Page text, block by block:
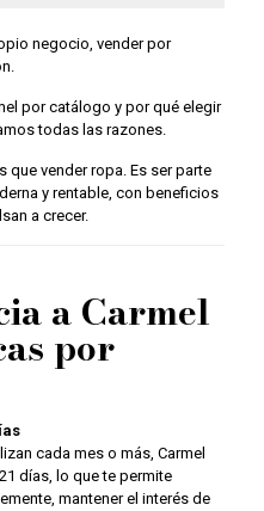
negocio, vender por
por catálogo y por qué elegir
todas las razones.
que vender ropa. Es ser parte
y rentable, con beneficios
a crecer.
a Carmel
por
cada mes o más, Carmel
días, lo que te permite
mantener el interés de